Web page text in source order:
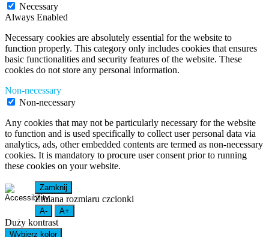
Necessary
Always Enabled
Necessary cookies are absolutely essential for the website to
function properly. This category only includes cookies that ensures
basic functionalities and security features of the website. These
cookies do not store any personal information.
Non-necessary
Non-necessary
Any cookies that may not be particularly necessary for the website
to function and is used specifically to collect user personal data via
analytics, ads, other embedded contents are termed as non-necessary
cookies. It is mandatory to procure user consent prior to running
these cookies on your website.
Zamknij
Zmiana rozmiaru czcionki
A- A+
Duży kontrast
Wybierz kolor